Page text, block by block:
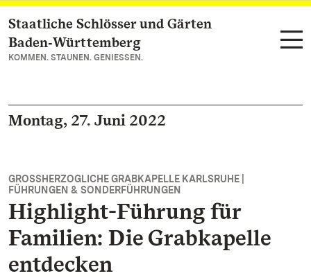
Zum Hauptinhalt springen
Staatliche Schlösser und Gärten
Baden‑Württemberg
KOMMEN. STAUNEN. GENIESSEN.
Montag, 27. Juni 2022
GROSSHERZOGLICHE GRABKAPELLE KARLSRUHE |
FÜHRUNGEN & SONDERFÜHRUNGEN
Highlight-Führung für
Familien: Die Grabkapelle
entdecken